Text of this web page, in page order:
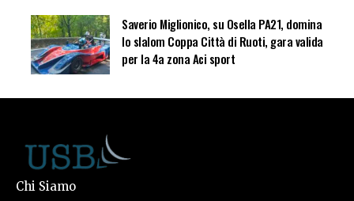
Saverio Miglionico, su Osella PA21, domina
lo slalom Coppa Città di Ruoti, gara valida
per la 4a zona Aci sport
Chi Siamo